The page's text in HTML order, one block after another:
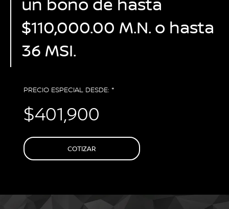
$110,000.00 M.N. o hasta
36 MSI.
PRECIO ESPECIAL DESDE: *
$401,900
COTIZAR